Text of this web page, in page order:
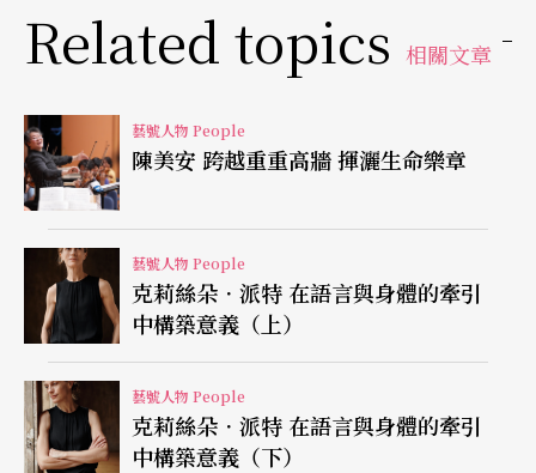
自修來補其不足。「幹校音樂系根本沒有國樂的編
制，雖然很少，但那怕是只有『國樂概論』的課程
我都很珍惜。」復興崗可以說是培養音樂人才的搖
籃，但執著於中國音樂的，就只有他一個。「不是
學校刻意要培養我，而是我刻意要學！」但為什麼
對國樂特別有興趣？是因為從小拉胡琴嗎？他卻回
答：「拉胡琴是所具有的基礎，但真正原因是我對
中國音樂的發展有抱負！」
國樂的發展能夠有今天的水準，它的推廣及提升，
都該歸功於前輩們的辛勤投入。在那個與大陸完全
Related topics 相關文章
藝號人物 People
陳美安 跨越重重高牆 揮灑生命樂章
藝號人物 People
克莉絲朵．派特 在語言與身體的牽引
中構築意義（上）
藝號人物 People
克莉絲朵．派特 在語言與身體的牽引
中構築意義（下）